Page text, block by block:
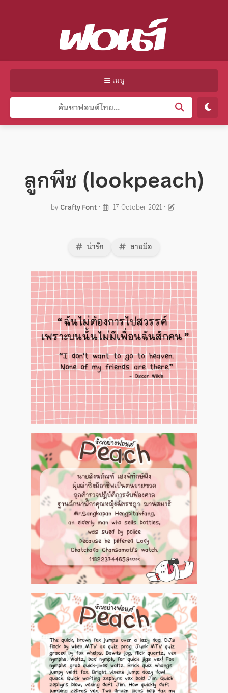
เมนู
ลูกพีช (lookpeach)
by Crafty Font • 17 October 2021 •
น่ารัก ลายมือ